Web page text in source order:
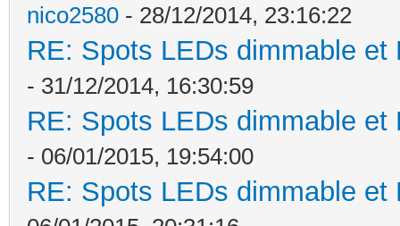
nico2580 - 28/12/2014, 23:16:22
RE: Spots LEDs dimmable
- 31/12/2014, 16:30:59
RE: Spots LEDs dimmable
- 06/01/2015, 19:54:00
RE: Spots LEDs dimmable